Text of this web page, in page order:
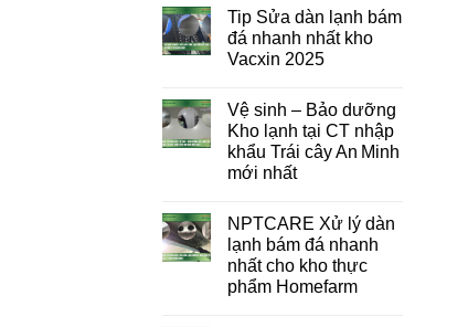
Tip Sửa dàn lạnh bám
đá nhanh nhất kho
Vacxin 2025
Vệ sinh – Bảo dưỡng
Kho lạnh tại CT nhập
khẩu Trái cây An Minh
mới nhất
NPTCARE Xử lý dàn
lạnh bám đá nhanh
nhất cho kho thực
phẩm Homefarm